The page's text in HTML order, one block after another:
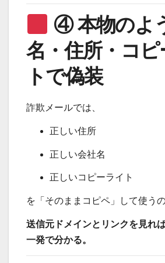
④ 本物のよ
名・住所・コピ
トで偽装
詐欺メールでは、
正しい住所
正しい会社名
正しいコピーライト
を「そのままコピペ」して使う
送信元ドメインとリンクを見れ
一発で分かる。